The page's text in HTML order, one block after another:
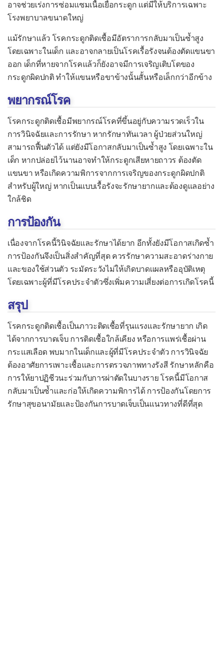
โรคบรูเซลโลสิส
โรคโบทูลิซึม
โรคพุพอง
โรคเมลิออยโดสิส
โรคลีเจินแนรส์
โรคหนองใน
โรคหนังเน่า
โรคแอนแทร็กซ์
โรคไอกรน
กลุ่มอาการผิวหนังลอกทั้งตัว
โรคติดเชื้อรา
กลาก
เกลื้อน
พาราค็อกสิดิออยโดไมโคสิส
โรคคริปโตค็อกโคสิส
โรคแคนดิเดียสิส
โรคนิวโมซิสโตสิส
โรคบลาสโตไมโคสิส
โรคฝีรั่ว
อาจช่วยเร่งการซ่อมแซมเนื้อเยื่อกระดูก แต่มีให้บริการเฉพาะ
โรงพยาบาลขนาดใหญ่
แม้รักษาแล้ว โรคกระดูกติดเชื้อมีอัตราการกลับมาเป็นซ้ำสูง
โดยเฉพาะในเด็ก และอาจกลายเป็นโรคเรื้อรังจนต้องตัดแขนขา
ออก เด็กที่หายจากโรคแล้วก็ยังอาจมีการเจริญเติบโตของ
กระดูกผิดปกติ ทำให้แขนหรือขาข้างนั้นสั้นหรือเล็กกว่าอีกข้าง
พยากรณ์โรค
โรคกระดูกติดเชื้อมีพยากรณ์โรคที่ขึ้นอยู่กับความรวดเร็วใน
การวินิจฉัยและการรักษา หากรักษาทันเวลา ผู้ป่วยส่วนใหญ่
สามารถฟื้นตัวได้ แต่ยังมีโอกาสกลับมาเป็นซ้ำสูง โดยเฉพาะใน
เด็ก หากปล่อยไว้นานอาจทำให้กระดูกเสียหายถาวร ต้องตัด
แขนขา หรือเกิดความพิการจากการเจริญของกระดูกผิดปกติ
สำหรับผู้ใหญ่ หากเป็นแบบเรื้อรังจะรักษายากและต้องดูแลอย่าง
ใกล้ชิด
การป้องกัน
เนื่องจากโรคนี้วินิจฉัยและรักษาได้ยาก อีกทั้งยังมีโอกาสเกิดซ้ำ
การป้องกันจึงเป็นสิ่งสำคัญที่สุด ควรรักษาความสะอาดร่างกาย
และของใช้ส่วนตัว ระมัดระวังไม่ให้เกิดบาดแผลหรืออุบัติเหตุ
โดยเฉพาะผู้ที่มีโรคประจำตัวซึ่งเพิ่มความเสี่ยงต่อการเกิดโรคนี้
สรุป
โรคกระดูกติดเชื้อเป็นภาวะติดเชื้อที่รุนแรงและรักษายาก เกิด
ได้จากการบาดเจ็บ การติดเชื้อใกล้เคียง หรือการแพร่เชื้อผ่าน
กระแสเลือด พบมากในเด็กและผู้ที่มีโรคประจำตัว การวินิจฉัย
ต้องอาศัยการเพาะเชื้อและการตรวจภาพทางรังสี รักษาหลักคือ
การให้ยาปฏิชีวนะร่วมกับการผ่าตัดในบางราย โรคนี้มีโอกาส
กลับมาเป็นซ้ำและก่อให้เกิดความพิการได้ การป้องกันโดยการ
รักษาสุขอนามัยและป้องกันการบาดเจ็บเป็นแนวทางที่ดีที่สุด